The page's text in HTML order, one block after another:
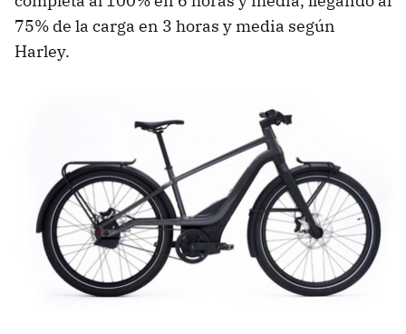
75% de la carga en 3 horas y media según
Harley.